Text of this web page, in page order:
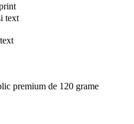
premium de 120 grame